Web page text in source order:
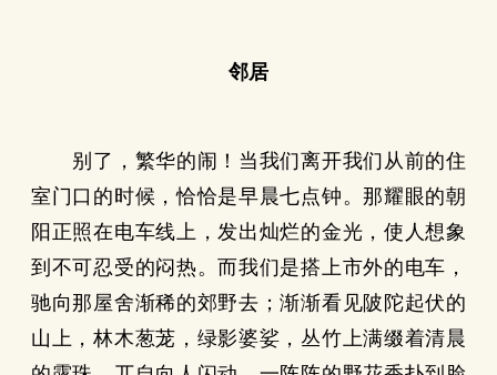
邻居
别了，繁华的闹！当我们离开我们从前的住
室门口的时候，恰恰是早晨七点钟。那耀眼的朝
阳正照在电车线上，发出灿烂的金光，使人想象
到不可忍受的闷热。而我们是搭上市外的电车，
驰向那屋舍渐稀的郊野去；渐渐看见陂陀起伏的
山上，林木葱茏，绿影婆娑，丛竹上满缀着清晨